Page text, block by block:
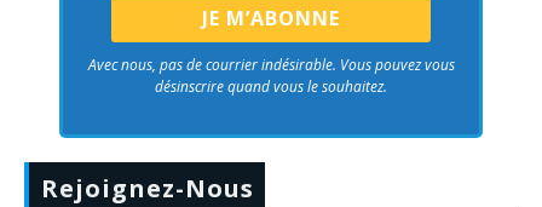
Avec nous, pas de courrier indésirable. Vous pouvez vous
désinscrire quand vous le souhaitez.
Rejoignez-Nous